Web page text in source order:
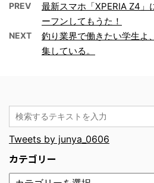
PREV
最新スマホ「XPERIA Z4」
ーフンしてもうた！
NEXT
釣り業界で働きたい学生よ
集している。
Tweets by junya_0606
カテゴリー